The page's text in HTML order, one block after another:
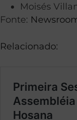
Moisés
Fonte:
Relacionado: